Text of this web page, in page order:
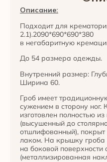
Описание:
Подходит для
2.1).2090*690*690*380
в негабаритную
До 54 размера одежды.
Внутренний размер:
Ширина 60.
Гроб имеет
сужением в сторону
изготовлен полностью
(высушенный до
отшлифованный),
лаком. На крышку гроба
на боковой поверхности
(металлизированная